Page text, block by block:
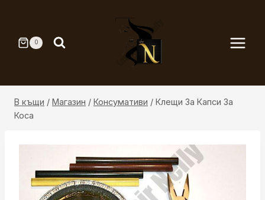
0
В къщи / Магазин / Консумативи / Клещи За Капси За
Коса